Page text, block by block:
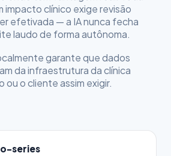
impacto clínico exige revisão
efetivada — a IA nunca fecha
laudo de forma autônoma.
garante que dados
da infraestrutura da clínica
ou o cliente assim exigir.
series